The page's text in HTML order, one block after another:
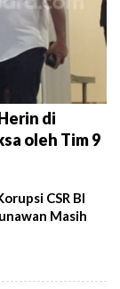
di
oleh Tim 9
CSR BI
Masih